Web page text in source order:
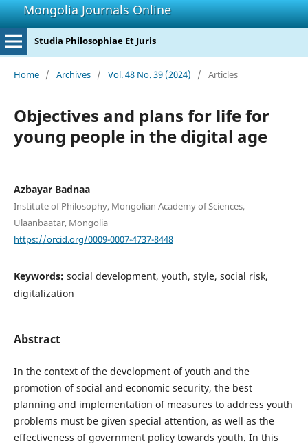
Mongolia Journals Online
Studia Philosophiae Et Juris
Home / Archives / Vol. 48 No. 39 (2024) / Articles
Objectives and plans for life for
young people in the digital age
Azbayar Badnaa
Institute of Philosophy, Mongolian Academy of Sciences,
Ulaanbaatar, Mongolia
https://orcid.org/0009-0007-4737-8448
Keywords: social development, youth, style, social risk,
digitalization
Abstract
In the context of the development of youth and the
promotion of social and economic security, the best
planning and implementation of measures to address youth
problems must be given special attention, as well as the
effectiveness of government policy towards youth. In this